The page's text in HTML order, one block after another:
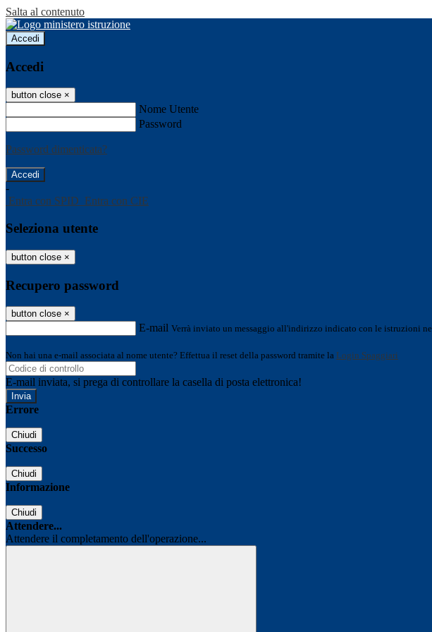
Salta al contenuto
Accedi
Accedi
button close ×
Nome Utente
Password
Password dimenticata?
-
Entra con SPID Entra con CIE
Seleziona utente
button close ×
Recupero password
button close ×
E-mail Verrà inviato un messaggio all'indirizzo indicato con le istruzioni
Non hai una e-mail associata al nome utente? Effettua il reset della password tramite la Login Spaggiari
E-mail inviata, si prega di controllare la casella di posta elettronica!
Errore
Chiudi
Successo
Chiudi
Informazione
Chiudi
Attendere...
Attendere il completamento dell'operazione...